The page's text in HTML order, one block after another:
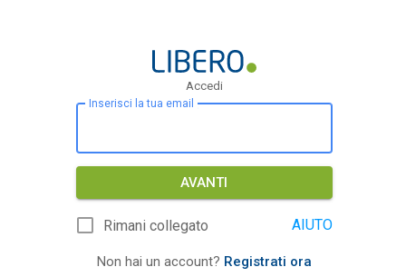
Accedi
Inserisci la tua email
AVANTI
Rimani collegato AIUTO
Non hai un account? Registrati ora